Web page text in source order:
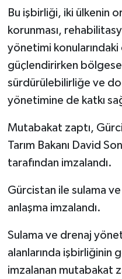
Bu işbirliği, iki ülkenin
korunması,
yönetimi konularındaki
güçlendirirken
sürdürülebilirliğe ve
yönetimine de katkı
Mutabakat zaptı,
Tarım Bakanı David
tarafından imzalandı.
Gürcistan ile sulama
anlaşma imzalandı.
Sulama ve drenaj
alanlarında işbirliğinin
imzalanan mutabakat